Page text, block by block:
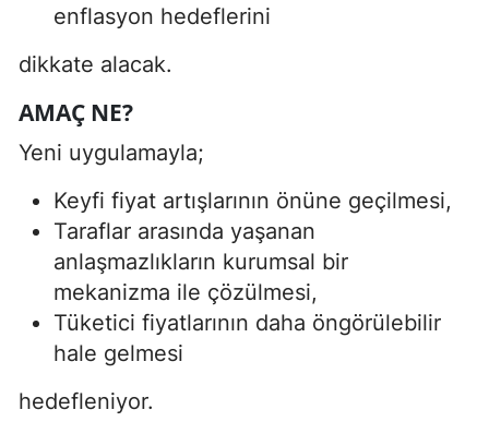
enflasyon hedeflerini
dikkate alacak.
AMAÇ NE?
Yeni uygulamayla;
Keyfi fiyat artışlarının önüne geçilmesi,
Taraflar arasında yaşanan
anlaşmazlıkların kurumsal bir
mekanizma ile çözülmesi,
Tüketici fiyatlarının daha öngörülebilir
hale gelmesi
hedefleniyor.